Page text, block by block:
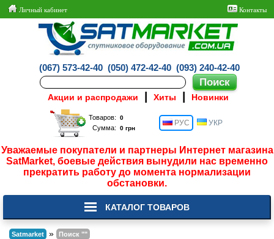
Личный кабинет Контакты
(067) 573-42-40 (050) 472-42-40 (093) 240-42-40
Акции и распродажи Хиты Новинки
Товаров:
Сумма:
РУС УКР
Уважаемые покупатели и партнеры Интернет магазина
SatMarket, боевые действия вынудили нас временно
прекратить работу до момента нормализации
обстановки.
КАТАЛОГ ТОВАРОВ
Satmarket » Поиск ""